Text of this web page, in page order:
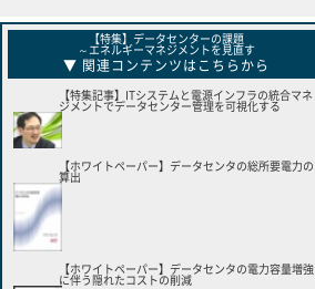
【特集】データセンターの課題
～エネルギーマネジメントを見直す
▼ 関連コンテンツはこちらから
【特集記事】ITシステムと電源インフラの統合マネ
ジメントでデータセンター管理を可視化する
【ホワイトペーパー】データセンタの総所要電力の
算出
【ホワイトペーパー】データセンタの電力容量増強
に伴う隠れたコストの削減